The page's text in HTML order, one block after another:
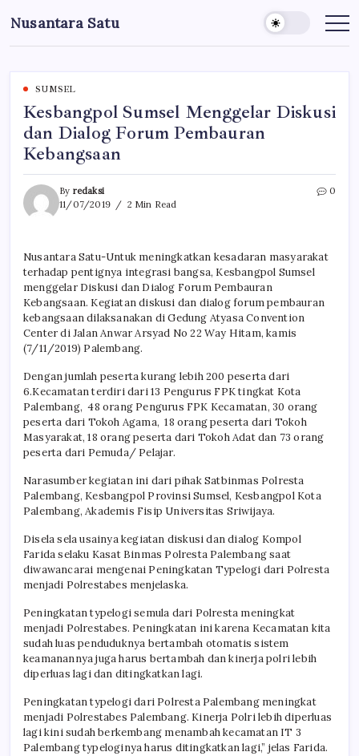
to
content
Nusantara Satu
Berita
Nusantara
SUMSEL
Kesbangpol Sumsel Menggelar Diskusi
dan Dialog Forum Pembauran
Kebangsaan
By redaksi
11/07/2019
2 Min Read
0
Nusantara Satu-Untuk meningkatkan kesadaran masyarakat
terhadap pentignya integrasi bangsa, Kesbangpol Sumsel
menggelar Diskusi dan Dialog Forum Pembauran
Kebangsaan. Kegiatan diskusi dan dialog forum pembauran
kebangsaan dilaksanakan di Gedung Atyasa Convention
Center di Jalan Anwar Arsyad No 22 Way Hitam, kamis
(7/11/2019) Palembang.
Dengan jumlah peserta kurang lebih 200 peserta dari
6.Kecamatan terdiri dari 13 Pengurus FPK tingkat Kota
Palembang, 48 orang Pengurus FPK Kecamatan, 30 orang
peserta dari Tokoh Agama, 18 orang peserta dari Tokoh
Masyarakat, 18 orang peserta dari Tokoh Adat dan 73 orang
peserta dari Pemuda/ Pelajar.
Narasumber kegiatan ini dari pihak Satbinmas Polresta
Palembang, Kesbangpol Provinsi Sumsel, Kesbangpol Kota
Palembang, Akademis Fisip Universitas Sriwijaya.
Disela sela usainya kegiatan diskusi dan dialog Kompol
Farida selaku Kasat Binmas Polresta Palembang saat
diwawancarai mengenai Peningkatan Typelogi dari Polresta
menjadi Polrestabes menjelaska.
Peningkatan typelogi semula dari Polresta meningkat
menjadi Polrestabes. Peningkatan ini karena Kecamatan kita
sudah luas penduduknya bertambah otomatis sistem
keamanannya juga harus bertambah dan kinerja polri lebih
diperluas lagi dan ditingkatkan lagi.
Peningkatan typelogi dari Polresta Palembang meningkat
menjadi Polrestabes Palembang. Kinerja Polri lebih diperluas
lagi kini sudah berkembang menambah kecamatan IT 3
Palembang typeloginya harus ditingkatkan lagi,” jelas Farida.